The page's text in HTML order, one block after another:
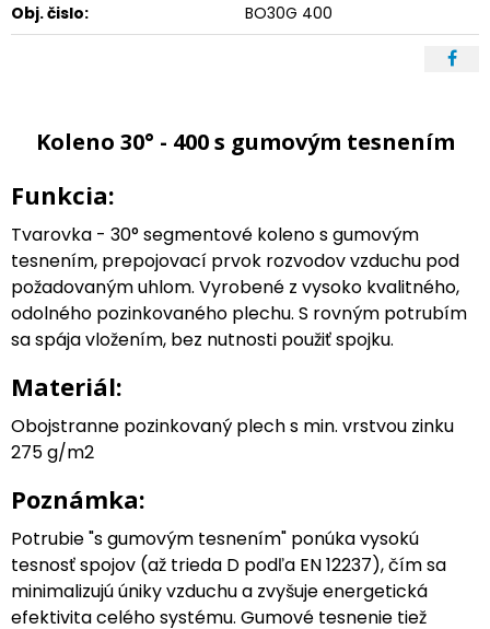
Obj. čislo: BO30G 400
Koleno 30° - 400 s gumovým tesnením
Funkcia:
Tvarovka - 30° segmentové koleno s gumovým
tesnením, prepojovací prvok rozvodov vzduchu pod
požadovaným uhlom. Vyrobené z vysoko kvalitného,
odolného pozinkovaného plechu. S rovným potrubím
sa spája vložením, bez nutnosti použiť spojku.
Materiál:
Obojstranne pozinkovaný plech s min. vrstvou zinku
275 g/m2
Poznámka:
Potrubie "s gumovým tesnením" ponúka vysokú
tesnosť spojov (až trieda D podľa EN 12237), čím sa
minimalizujú úniky vzduchu a zvyšuje energetická
efektivita celého systému. Gumové tesnenie tiež